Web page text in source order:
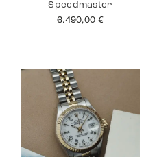
Speedmaster
6.490,00 €